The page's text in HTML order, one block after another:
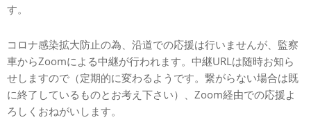
す。
コロナ感染拡大防止の為、沿道での応援は行いませんが、監察
車からZoomによる中継が行われます。中継URLは随時お知ら
せしますので（定期的に変わるようです。繋がらない場合は既
に終了しているものとお考え下さい）、Zoom経由での応援よ
ろしくおねがいします。